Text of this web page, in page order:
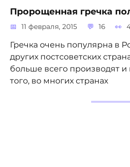
Пророщенная гречка
11 февраля, 2015 16
Гречка очень популярна в
других постсоветских
больше всего производят
того, во многих странах